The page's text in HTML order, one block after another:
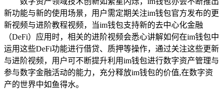
新功能与新的使用场景，用户需定期关注im钱包官方发布的更
新视频与进阶教程视频，当im钱包支持新的去中心化金融
（DeFi）应用时，相关的进阶视频会悉心讲解如何在im钱包中
运用这些DeFi功能进行借贷、质押等操作，通过关注这些更新
与进阶视频，用户可不断提升利用im钱包进行数字资产管理与
参与数字金融活动的能力，充分释放im钱包的价值,在数字资
产的世界中如鱼得水。